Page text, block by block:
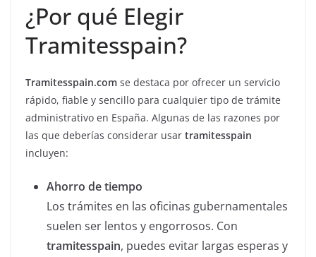
¿Por qué Elegir
Tramitesspain?
Tramitesspain.com se destaca por ofrecer un servicio
rápido, fiable y sencillo para cualquier tipo de trámite
administrativo en España. Algunas de las razones por
las que deberías considerar usar tramitesspain
incluyen:
Ahorro de tiempo
Los trámites en las oficinas gubernamentales
suelen ser lentos y engorrosos. Con
tramitesspain, puedes evitar largas esperas y